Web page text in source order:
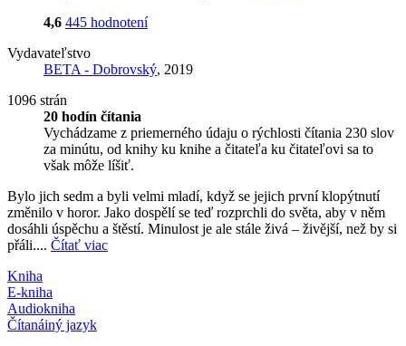
4,6 445 hodnotení
Vydavateľstvo
BETA - Dobrovský, 2019
1096 strán
20 hodín čítania
Vychádzame z priemerného údaju o rýchlosti čítania 230 slov
za minútu, od knihy ku knihe a čitateľa ku čitateľovi sa to
však môže líšiť.
Bylo jich sedm a byli velmi mladí, když se jejich první klopýtnutí
změnilo v horor. Jako dospělí se teď rozprchli do světa, aby v něm
dosáhli úspěchu a štěstí. Minulost je ale stále živá – živější, než by si
přáli.... Čítať viac
Kniha
E-kniha
Audiokniha
Čítanáiný jazyk